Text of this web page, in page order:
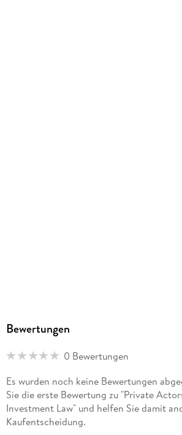
Bewertungen
0 Bewertungen
Es wurden noch keine Bewertungen
Sie die erste Bewertung zu "Private
Investment Law" und helfen Sie damit
Kaufentscheidung.